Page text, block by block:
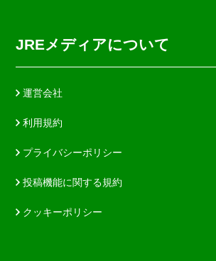
JREメディアについて
運営会社
利用規約
プライバシーポリシー
投稿機能に関する規約
クッキーポリシー